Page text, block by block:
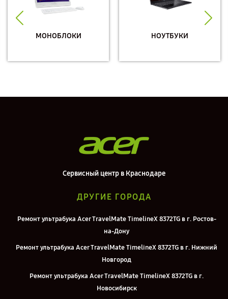
МОНОБЛОКИ НОУТБУКИ
Сервисный центр в Краснодаре
ДРУГИЕ ГОРОДА
Ремонт ультрабука Acer TravelMate TimelineX 8372TG в г. Ростов-
на-Дону
Ремонт ультрабука Acer TravelMate TimelineX 8372TG в г. Нижний
Новгород
Ремонт ультрабука Acer TravelMate TimelineX 8372TG в г.
Новосибирск